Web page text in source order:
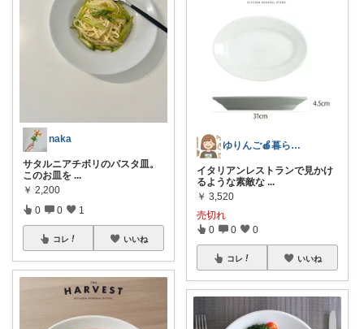
naka
サタルニアチボリのパスタ皿。
このお皿を ...
￥ 2,200
0 0 1
コレ いいね
ゆりんご🍎暮らしにまつわるおすすめ品
イタリアンレストランで見かけ
るような素敵な ...
￥ 3,520
売切れ
0 0 0
コレ いいね